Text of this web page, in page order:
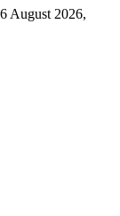
August 2026,